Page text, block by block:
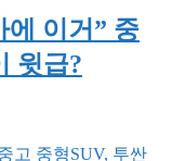
에 이거” 중
윗급?